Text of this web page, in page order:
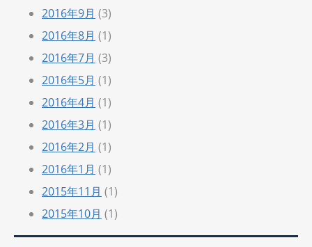
2016年9月 (3)
2016年8月 (1)
2016年7月 (3)
2016年5月 (1)
2016年4月 (1)
2016年3月 (1)
2016年2月 (1)
2016年1月 (1)
2015年11月 (1)
2015年10月 (1)